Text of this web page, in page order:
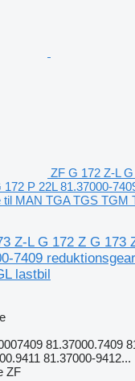
ZF G 172 Z-L
P 22L 81.37000-
MAN TGA TGS TGM
Z-L G 172 Z G 173
7409
lastbil
81.37000.7409
81.37000-9412...
ZF